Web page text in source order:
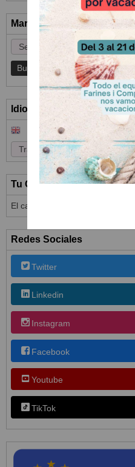
Marcas
Idioma
Tu Carrito (0)
El carrito de la compra está vacío
Redes Sociales
Twitter
Linkedin
Instagram
Facebook
Youtube
TikTok